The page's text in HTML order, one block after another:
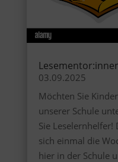
03.09.2025
Möchten Sie
unserer Schule
Sie Leselernhelfer!
sich einmal die
hier in der Schule